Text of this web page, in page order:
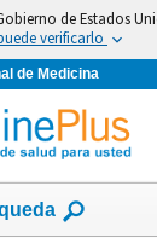
de Estados
verificarlo
de Medicina